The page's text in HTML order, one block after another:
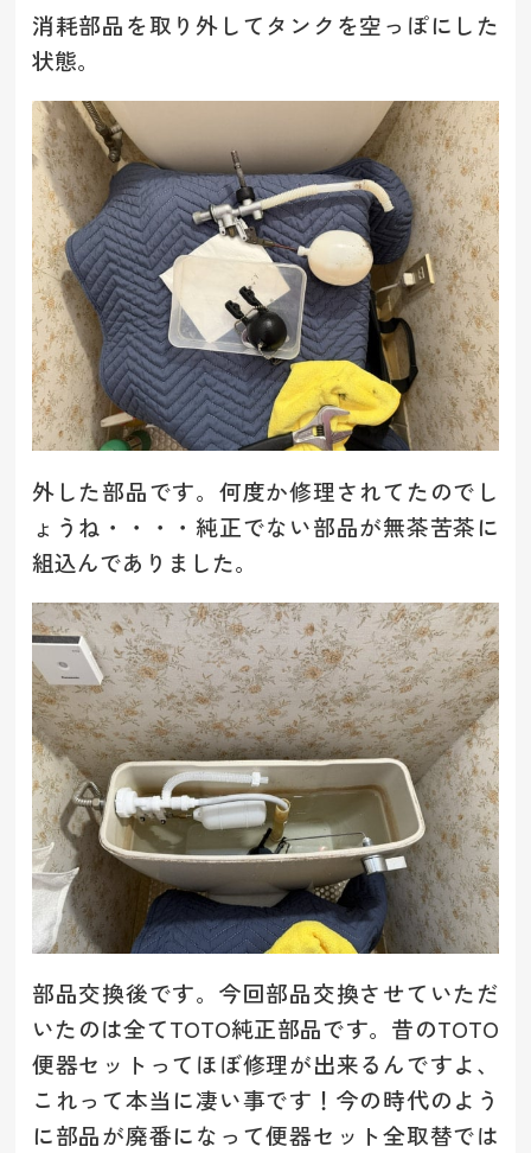
消耗部品を取り外してタンクを空っぽにした
状態。
外した部品です。何度か修理されてたのでし
ょうね・・・・純正でない部品が無茶苦茶に
組込んでありました。
部品交換後です。今回部品交換させていただ
いたのは全てTOTO純正部品です。昔のTOTO
便器セットってほぼ修理が出来るんですよ、
これって本当に凄い事です！今の時代のよう
に部品が廃番になって便器セット全取替では